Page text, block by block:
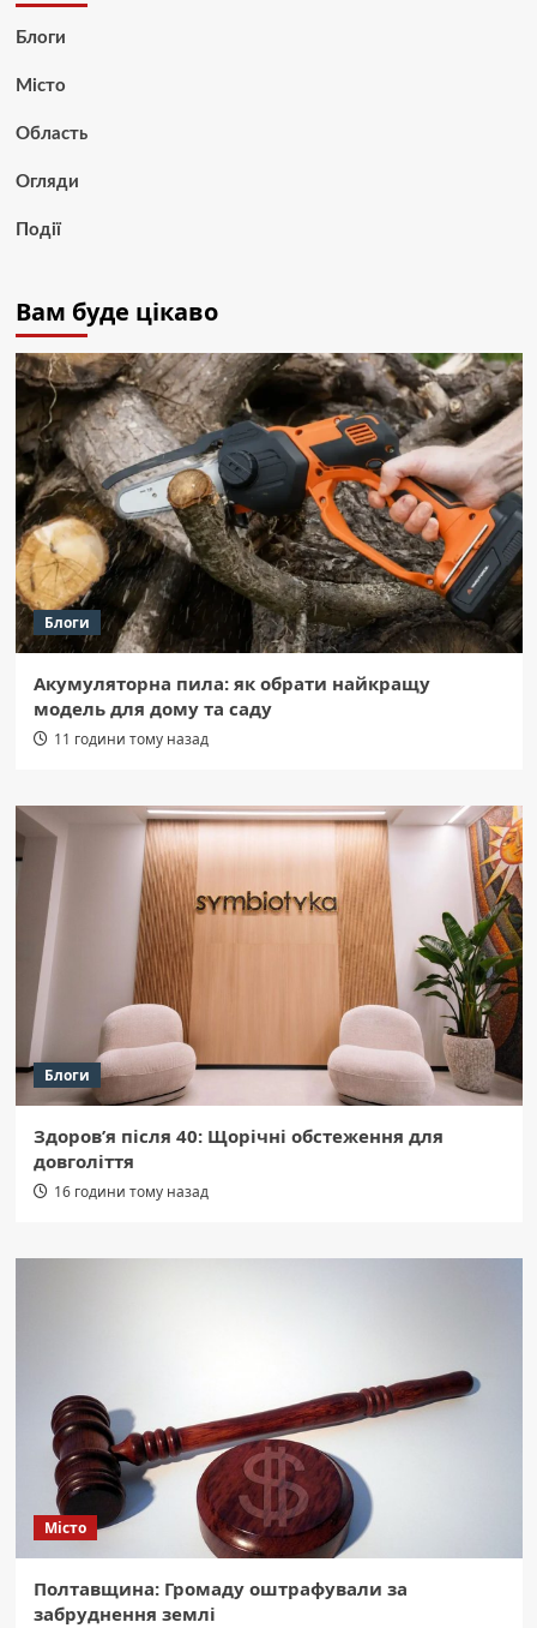
Блоги
Місто
Область
Огляди
Події
Вам буде цікаво
Блоги
Акумуляторна пила: як обрати найкращу
модель для дому та саду
11 години тому назад
Блоги
Здоров’я після 40: Щорічні обстеження для
довголіття
16 години тому назад
Місто
Полтавщина: Громаду оштрафували за
забруднення землі